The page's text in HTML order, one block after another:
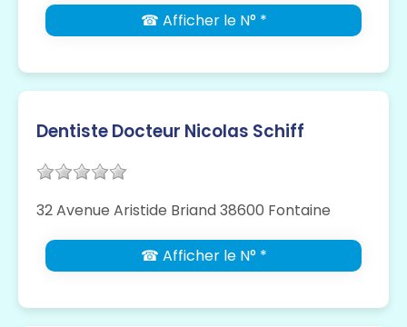
☎ Afficher le N° *
Dentiste Docteur Nicolas Schiff
32 Avenue Aristide Briand 38600 Fontaine
☎ Afficher le N° *